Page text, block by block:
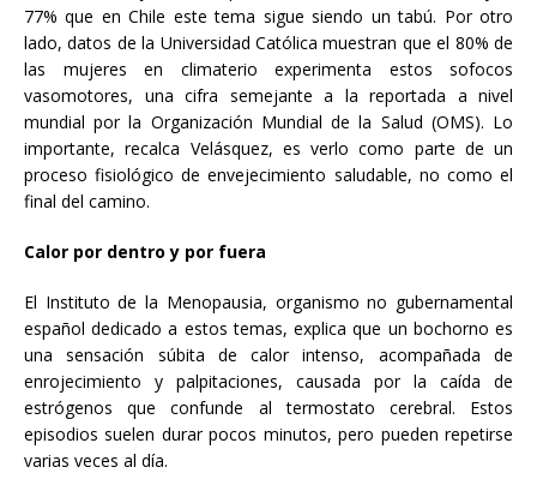
77% que en Chile este tema sigue siendo un tabú. Por otro
lado, datos de la Universidad Católica muestran que el 80% de
las mujeres en climaterio experimenta estos sofocos
vasomotores, una cifra semejante a la reportada a nivel
mundial por la Organización Mundial de la Salud (OMS). Lo
importante, recalca Velásquez, es verlo como parte de un
proceso fisiológico de envejecimiento saludable, no como el
final del camino.
Calor por dentro y por fuera
El Instituto de la Menopausia, organismo no gubernamental
español dedicado a estos temas, explica que un bochorno es
una sensación súbita de calor intenso, acompañada de
enrojecimiento y palpitaciones, causada por la caída de
estrógenos que confunde al termostato cerebral. Estos
episodios suelen durar pocos minutos, pero pueden repetirse
varias veces al día.